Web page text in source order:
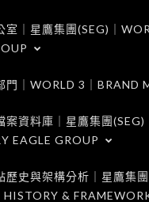
室｜星鷹集團(SEG)｜
門｜WORLD 3｜BRAND
案資料庫｜星鷹集團
EAGLE GROUP
歷史與架構分析｜星鷹集
&